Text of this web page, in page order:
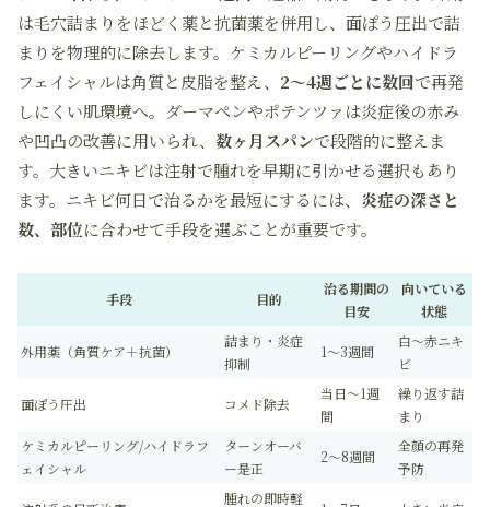
は毛穴詰まりをほどく薬と抗菌薬を併用し、面ぽう圧出で詰
まりを物理的に除去します。ケミカルピーリングやハイドラ
フェイシャルは角質と皮脂を整え、 2〜4週ごとに数回で再発
しにくい肌環境へ。ダーマペンやポテンツァは炎症後の赤み
や凹凸の改善に用いられ、 数ヶ月スパンで段階的に整えま
す。大きいニキビは注射で腫れを早期に引かせる選択もあり
ます。ニキビ何日で治るかを最短にするには、 炎症の深さと
数、部位に合わせて手段を選ぶことが重要です。
手段 目的
治る期間の
目安
向いている
状態
外用薬（角質ケア＋抗菌）
詰まり・炎症
抑制
1〜3週間
白〜赤ニキ
ビ
面ぽう圧出 コメド除去
当日〜1週
間
繰り返す詰
まり
ケミカルピーリング/ハイドラフ
ェイシャル
ターンオーバ
ー是正
2〜8週間
全顔の再発
予防
腫れの即時軽